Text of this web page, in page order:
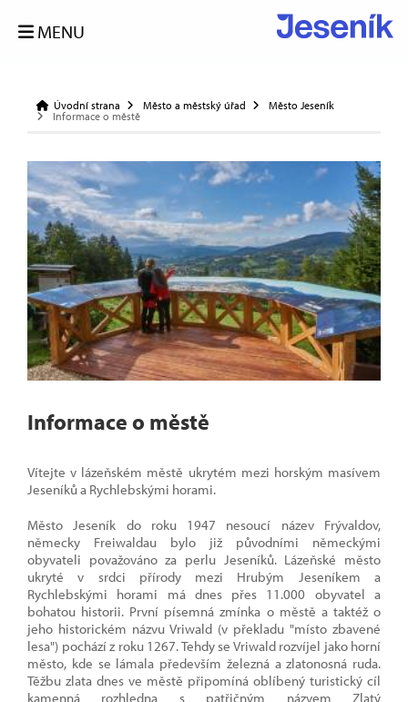
MENU
Úvodní strana Město a městský úřad
Město Jeseník
Informace o městě
Informace o městě
Vítejte v lázeňském městě ukrytém mezi horským masívem
Jeseníků a Rychlebskými horami.
Město Jeseník do roku 1947 nesoucí název Frývaldov,
německy Freiwaldau bylo již původními německými
obyvateli považováno za perlu Jeseníků. Lázeňské město
ukryté v srdci přírody mezi Hrubým Jeseníkem a
Rychlebskými horami má dnes přes 11.000 obyvatel a
bohatou historii. První písemná zmínka o městě a taktéž o
jeho historickém názvu Vriwald (v překladu "místo zbavené
lesa") pochází z roku 1267. Tehdy se Vriwald rozvíjel jako horní
město, kde se lámala především železná a zlatonosná ruda.
Těžbu zlata dnes ve městě připomíná oblíbený turistický cíl
kamenná rozhledna s patřičným názvem Zlatý